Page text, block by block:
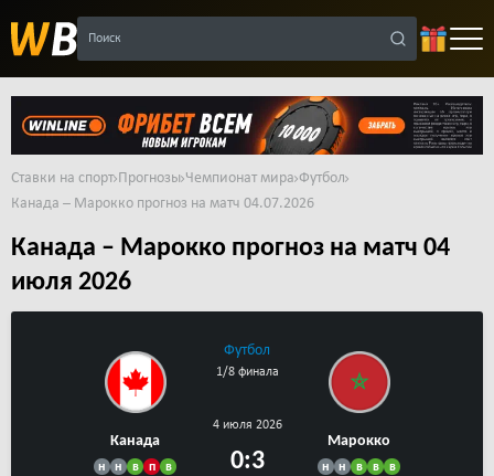
Поиск
Ставки на спорт Прогнозы Чемпионат мира Футбол
Канада – Марокко прогноз на матч 04.07.2026
Канада – Марокко прогноз на матч 04
июля 2026
Канада
н н в п в
Футбол
1/8 финала
4 июля 2026
0:3
Марокко
н н в в в